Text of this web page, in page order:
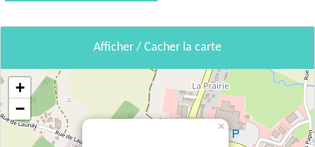
Afficher / Cacher la carte
×
+
−